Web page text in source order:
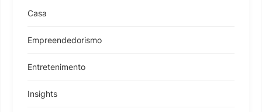
Casa
Empreendedorismo
Entretenimento
Insights